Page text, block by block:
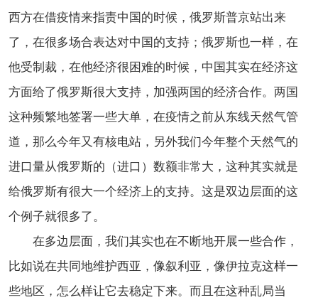
西方在借疫情来指责中国的时候，俄罗斯普京站出来
了，在很多场合表达对中国的支持；俄罗斯也一样，在
他受制裁，在他经济很困难的时候，中国其实在经济这
方面给了俄罗斯很大支持，加强两国的经济合作。两国
这种频繁地签署一些大单，在疫情之前从东线天然气管
道，那么今年又有核电站，另外我们今年整个天然气的
进口量从俄罗斯的（进口）数额非常大，这种其实就是
给俄罗斯有很大一个经济上的支持。这是双边层面的这
个例子就很多了。
在多边层面，我们其实也在不断地开展一些合作，
比如说在共同地维护西亚，像叙利亚，像伊拉克这样一
些地区，怎么样让它去稳定下来。而且在这种乱局当